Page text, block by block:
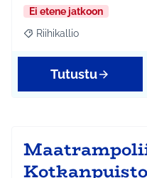
Ei etene jatkoon
Rajaa tulokset aihepiirin
Riihikallio
Tutustu